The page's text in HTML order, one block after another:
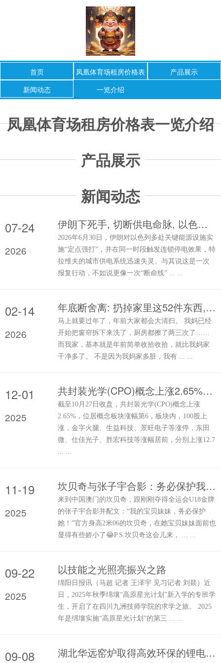
首页
凤凰体育场租房价格表
一览介绍
产品展示
新闻动态
凤凰体育场租房价格表一览介绍
产品展示
新闻动态
07-24
2026
伊朗下死手, 切断供电命脉, 以色列四大软肋暴露, 特拉维夫全瘫痪
2026年6月30日，伊朗对以色列多处关键能源设施实
施“定点强打”，并在同一时段触发连锁停电效果，特
拉维夫的城市供电系统迅速失灵。与其说这是一次
报复行动，不如说更像一次“断命线” ... ...
02-14
2026
年底断舍离: 扔掉家里这52件东西, 瞬间清爽多了
马上就要过年了，年前大家都会大清扫。 我妈已经
开始把窗帘拆下来洗了，厨房都擦了两三次了……
而我家，基本就是年前简单收拾收拾，就比我妈家
干净多了。 不是因为我妈家多脏，我有 ... ...
12-01
2025
共封装光学(CPO)概念上涨2.65%，27股主力资金净流入超亿元
截至10月27日收盘，共封装光学(CPO)概念上涨
2.65%，位居概念板块涨幅第6，板块内，100股上
涨，金字火腿、生益科技、景旺电子等涨停，东田
微、仕佳光子、胜宏科技等涨幅居前，分别上涨12.7
... ...
11-19
2025
坎贝奇与张子宇合影：务必保护我的宝贝妹妹
来到中国澳门的坎贝奇，跟刚刚夺得全运会U18金牌
的张子宇合影并配文：“我的宝贝妹妹，务必保护
她！”官方身高2米06的坎贝奇，在她宝贝妹妹面前也
显得有些娇小了😂P.S.坎贝奇这会儿来， ... ...
09-22
2025
以技能之光照亮振兴之路
绵阳日报讯（马超 记者 王泽宇 见习记者 刘燚）近
日，2025年秋季绵壤“高原星光计划”新入学的专班学
生，开启了在四川九洲技师学院的求学之旅。 2025
年是绵壤实施“高原星光计划”的第三 ... ...
09-08 湖北华远窑炉取得高效环保的锂电池正极材料烧结炉生产线专利